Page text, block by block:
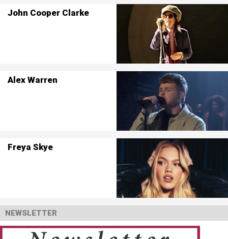
John Cooper Clarke
Alex Warren
Freya Skye
NEWSLETTER